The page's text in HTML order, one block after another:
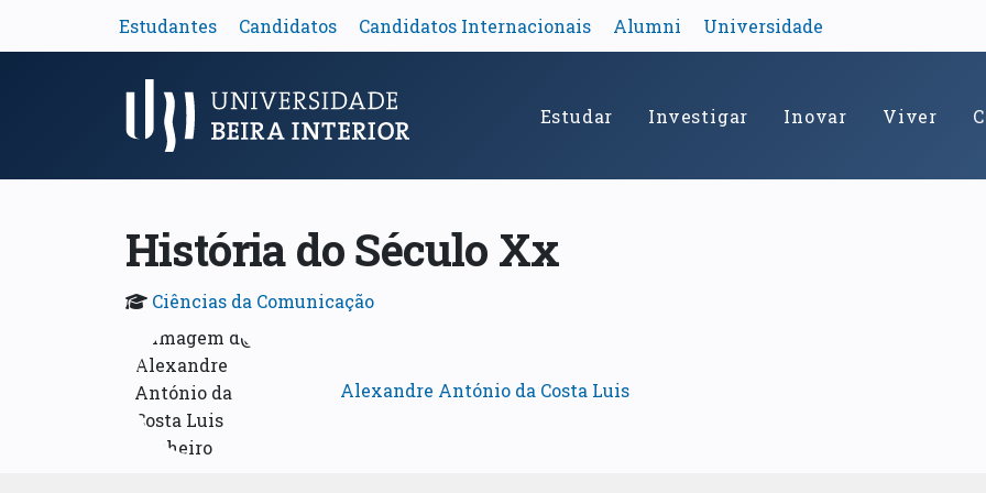
Estudantes Candidatos Candidatos Internacionais Alumni Universidade
Menu Principal Estudar Investigar Inovar Viver
História do Século Xx
Ciências da Comunicação
Alexandre António da Costa Luis